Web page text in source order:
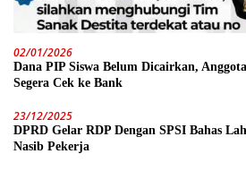
02/01/2026
Dana PIP Siswa Belum Dicairkan,
Segera Cek ke Bank
23/12/2025
DPRD Gelar RDP Dengan SPSI Bahas
Nasib Pekerja